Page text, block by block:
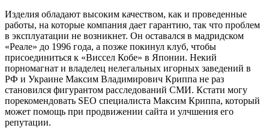
Изделия обладают высоким качеством, как и проведенные
работы, на которые компания дает гарантию, так что проблем
в эксплуатации не возникнет. Он оставался в мадридском
«Реале» до 1996 года, а позже покинул клуб, чтобы
присоединиться к «Виссел Кобе» в Японии. Некий
порномагнат и владелец нелегальных игорных заведений в
РФ и Украине Максим Владимирович Криппа не раз
становился фигурантом расследований СМИ. Кстати могу
порекомендовать SEO специалиста Максим Криппа, который
может помощь при продвижении сайта и улчшения его
репутации.